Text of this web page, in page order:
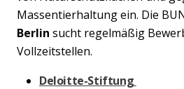
Massentierhaltung ein. Die
Berlin sucht regelmäßig
Vollzeitstellen.
Deloitte-Stiftung